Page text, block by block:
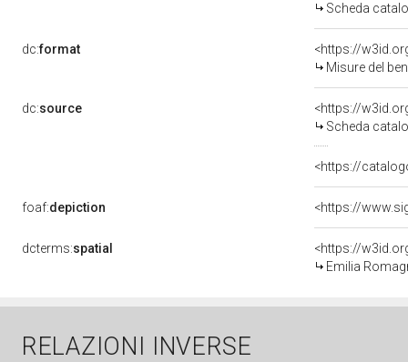
Scheda
dc:format
<https://
Misure del
dc:source
<https://
Scheda
<https://
foaf:depiction
dcterms:spatial
<https://
Emilia
RELAZIONI INVERSE